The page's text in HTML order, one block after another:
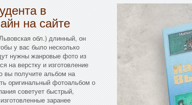
в
на сайте
обл.) длинный, он
у вас было несколько
нужны жанровые фото из
на верстку и изготовление
вы получите альбом на
оригинальный фотоальбом о
советует быстрый,
заранее